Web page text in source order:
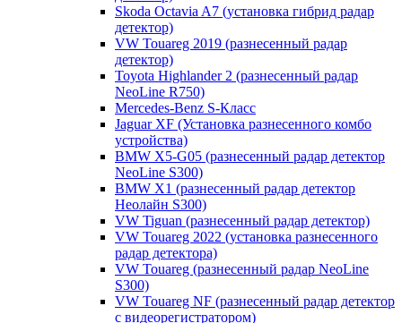
Skoda Octavia A7 (установка гибрид радар
детектор)
VW Touareg 2019 (разнесенный радар
детектор)
Toyota Highlander 2 (разнесенный радар
NeoLine R750)
Mercedes-Benz S-Класс
Jaguar XF (Установка разнесенного комбо
устройства)
BMW X5-G05 (разнесенный радар детектор
NeoLine S300)
BMW X1 (разнесенный радар детектор
Неолайн S300)
VW Tiguan (разнесенный радар детектор)
VW Touareg 2022 (установка разнесенного
радар детектора)
VW Touareg (разнесенный радар NeoLine
S300)
VW Touareg NF (разнесенный радар детектор
с видеорегистратором)